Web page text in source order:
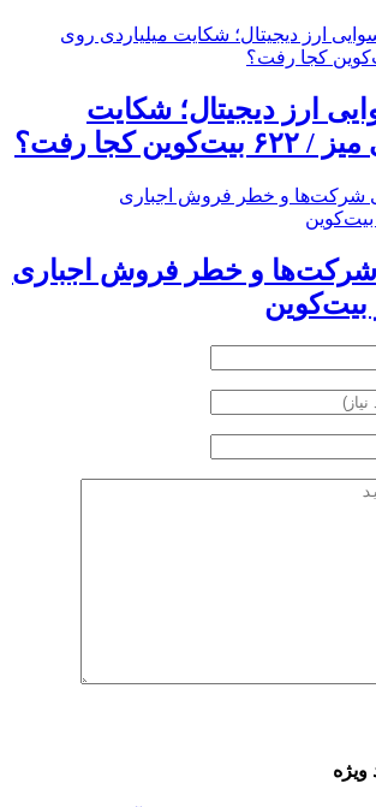
ارز دیجیتال؛ شکایت
کجا رفت؟
شرکت‌ها و خطر فروش اجباری
بیت‌کوین
ویژه